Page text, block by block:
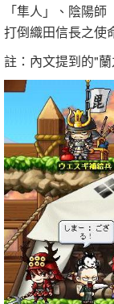
「隼人」、陰陽
打倒織田信長之使
註：內文提到的"